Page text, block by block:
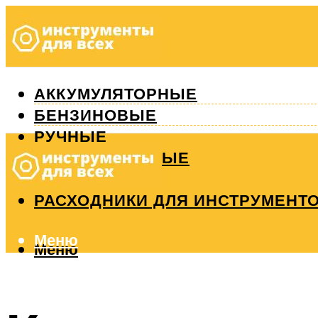
АККУМУЛЯТОРНЫЕ
БЕНЗИНОВЫЕ
РУЧНЫЕ
ИЗМЕРИТЕЛЬНЫЕ
РЕМОНТ
РАСХОДНИКИ ДЛЯ
Меню
Меню